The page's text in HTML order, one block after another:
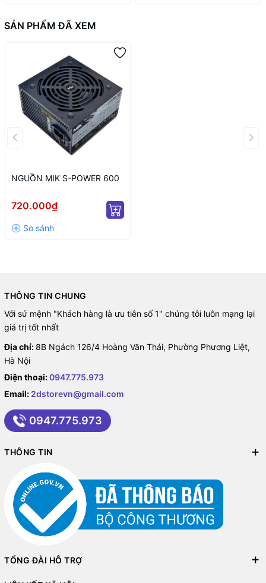
SẢN PHẨM ĐÃ XEM
NGUỒN MIK S-POWER 600
720.000₫
THÔNG TIN CHUNG
Với sứ mệnh "Khách hàng là ưu tiên số 1" chúng tôi luôn mạng lại
giá trị tốt nhất
Địa chỉ: 8B Ngách 126/4 Hoàng Văn Thái, Phường Phương Liệt,
Hà Nội
Điện thoại:0947.775.973
Email: 2dstorevn@gmail.com
0947.775.973
THÔNG TIN
TỔNG ĐÀI HỖ TRỢ